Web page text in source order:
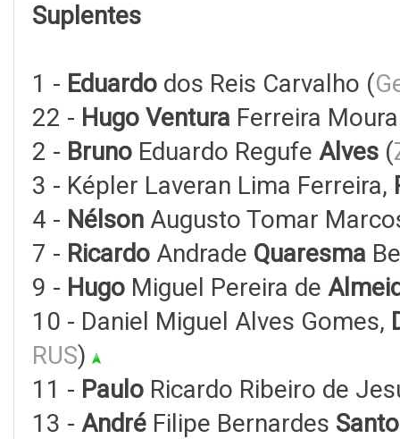
Suplentes
1 - Eduardo dos Reis Carvalho (
22 - Hugo Ventura Ferreira
2 - Bruno Eduardo Regufe Alves (
3 - Képler Laveran Lima Ferreira,
4 - Nélson Augusto Tomar
7 - Ricardo Andrade Quaresma
9 - Hugo Miguel Pereira de
10 - Daniel Miguel Alves Gomes,
RUS)
11 - Paulo Ricardo Ribeiro de
13 - André Filipe Bernardes